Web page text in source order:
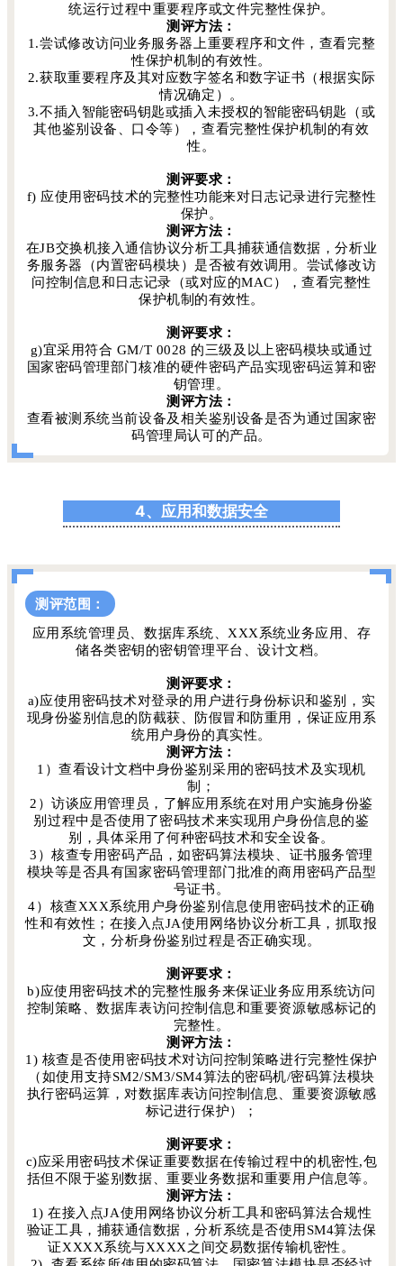
统运行过程中重要程序或文件完整性保护。
测评方法：
1.尝试修改访问业务服务器上重要程序和文件，查看完整
性保护机制的有效性。
2.获取重要程序及其对应数字签名和数字证书（根据实际
情况确定）。
3.不插入智能密码钥匙或插入未授权的智能密码钥匙（或
其他鉴别设备、口令等），查看完整性保护机制的有效
性。
测评要求：
f) 应使用密码技术的完整性功能来对日志记录进行完整性
保护。
测评方法：
在JB交换机接入通信协议分析工具捕获通信数据，分析业
务服务器（内置密码模块）是否被有效调用。尝试修改访
问控制信息和日志记录（或对应的MAC），查看完整性
保护机制的有效性。
测评要求：
g)宜采用符合 GM/T 0028 的三级及以上密码模块或通过
国家密码管理部门核准的硬件密码产品实现密码运算和密
钥管理。
测评方法：
查看被测系统当前设备及相关鉴别设备是否为通过国家密
码管理局认可的产品。
4、应用和数据安全
测评范围：
应用系统管理员、数据库系统、XXX系统业务应用、存
储各类密钥的密钥管理平台、设计文档。
测评要求：
a)应使用密码技术对登录的用户进行身份标识和鉴别，实
现身份鉴别信息的防截获、防假冒和防重用，保证应用系
统用户身份的真实性。
测评方法：
1）查看设计文档中身份鉴别采用的密码技术及实现机
制；
2）访谈应用管理员，了解应用系统在对用户实施身份鉴
别过程中是否使用了密码技术来实现用户身份信息的鉴
别，具体采用了何种密码技术和安全设备。
3）核查专用密码产品，如密码算法模块、证书服务管理
模块等是否具有国家密码管理部门批准的商用密码产品型
号证书。
4）核查XXX系统用户身份鉴别信息使用密码技术的正确
性和有效性；在接入点JA使用网络协议分析工具，抓取报
文，分析身份鉴别过程是否正确实现。
测评要求：
b)应使用密码技术的完整性服务来保证业务应用系统访问
控制策略、数据库表访问控制信息和重要资源敏感标记的
完整性。
测评方法：
1) 核查是否使用密码技术对访问控制策略进行完整性保护
（如使用支持SM2/SM3/SM4算法的密码机/密码算法模块
执行密码运算，对数据库表访问控制信息、重要资源敏感
标记进行保护）；
测评要求：
c)应采用密码技术保证重要数据在传输过程中的机密性,包
括但不限于鉴别数据、重要业务数据和重要用户信息等。
测评方法：
1) 在接入点JA使用网络协议分析工具和密码算法合规性
验证工具，捕获通信数据，分析系统是否使用SM4算法保
证XXXX系统与XXXX之间交易数据传输机密性。